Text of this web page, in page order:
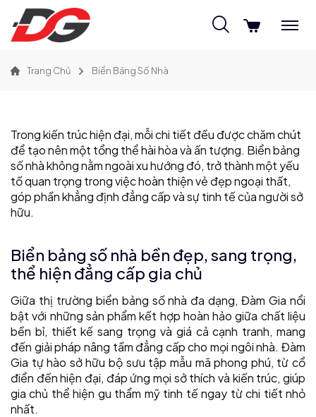
Trang Chủ Biển Bảng Số Nhà
Trong kiến trúc hiện đại, mỗi chi tiết đều được chăm chút
để tạo nên một tổng thể hài hòa và ấn tượng. Biển bảng
số nhà không nằm ngoài xu hướng đó, trở thành một yếu
tố quan trọng trong việc hoàn thiện vẻ đẹp ngoại thất,
góp phần khẳng định đẳng cấp và sự tinh tế của người sở
hữu.
Biển bảng số nhà bền đẹp, sang trọng,
thể hiện đẳng cấp gia chủ
Giữa thị trường biển bảng số nhà đa dạng, Đàm Gia nổi
bật với những sản phẩm kết hợp hoàn hảo giữa chất liệu
bền bỉ, thiết kế sang trọng và giá cả cạnh tranh, mang
đến giải pháp nâng tầm đẳng cấp cho mọi ngôi nhà. Đàm
Gia tự hào sở hữu bộ sưu tập mẫu mã phong phú, từ cổ
điển đến hiện đại, đáp ứng mọi sở thích và kiến trúc, giúp
gia chủ thể hiện gu thẩm mỹ tinh tế ngay từ chi tiết nhỏ
nhất.